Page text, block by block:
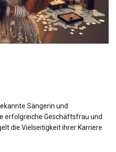
Sängerin und
erfolgreiche Geschäftsfrau und
die Vielseitigkeit ihrer Karriere